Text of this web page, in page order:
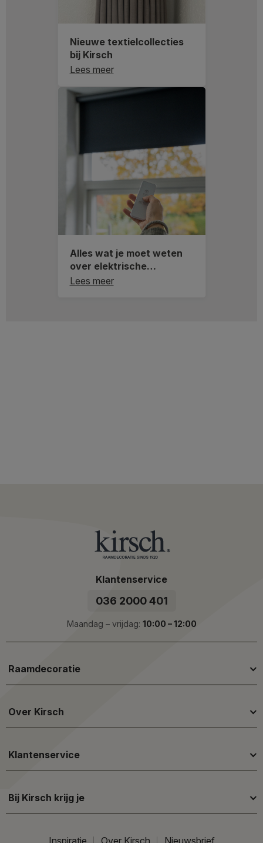
Nieuwe textielcollecties
bij Kirsch
Lees meer
Alles wat je moet weten
over elektrische
raamdecoratie
Lees meer
Klantenservice
036 2000 401
Maandag – vrijdag: 10:00 – 12:00
Raamdecoratie
Over Kirsch
Klantenservice
Bij Kirsch krijg je
Inspiratie Over Kirsch Nieuwsbrief